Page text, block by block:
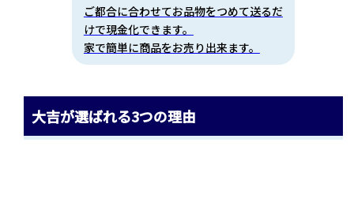
ご都合に合わせてお品物をつめて送るだ
けで現金化できます。
家で簡単に商品をお売り出来ます。
大吉が選ばれる3つの理由